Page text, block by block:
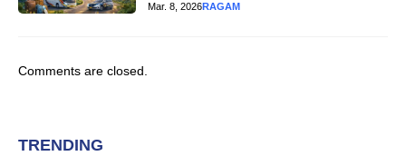
Mar. 8, 2026RAGAM
Comments are closed.
TRENDING